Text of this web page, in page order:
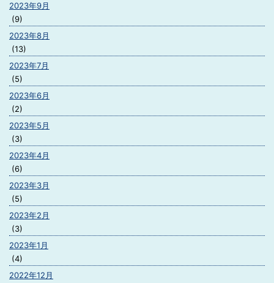
2023年9月
(9)
2023年8月
(13)
2023年7月
(5)
2023年6月
(2)
2023年5月
(3)
2023年4月
(6)
2023年3月
(5)
2023年2月
(3)
2023年1月
(4)
2022年12月